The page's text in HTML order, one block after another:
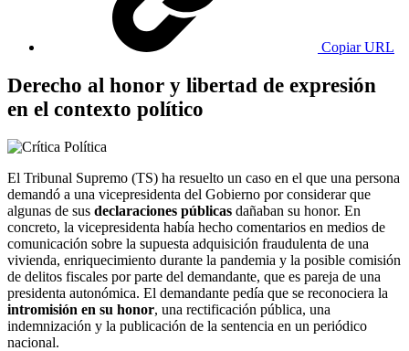
Copiar URL
Derecho al honor y libertad de expresión
en el contexto político
El Tribunal Supremo (TS) ha resuelto un caso en el que una persona
demandó a una vicepresidenta del Gobierno por considerar que
algunas de sus declaraciones públicas dañaban su honor. En
concreto, la vicepresidenta había hecho comentarios en medios de
comunicación sobre la supuesta adquisición fraudulenta de una
vivienda, enriquecimiento durante la pandemia y la posible comisión
de delitos fiscales por parte del demandante, que es pareja de una
presidenta autonómica. El demandante pedía que se reconociera la
intromisión en su honor, una rectificación pública, una
indemnización y la publicación de la sentencia en un periódico
nacional.